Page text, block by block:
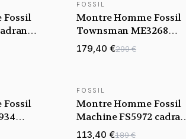
Fossil
NOUVEAUTÉ
FOSSIL
Montre Homme Fossil
Townsman ME3268
cadran gris bracelet
acier
179,40 €299 €
Fossil
cuir
NOUVEAUTÉ
FOSSIL
Montre Homme Fossil
Machine FS5972 cadran
noir bracelet cuir
113,40 €189 €